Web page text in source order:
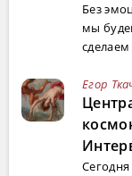
Без
мы
Егор